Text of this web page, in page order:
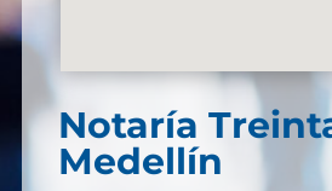
Notaría
Medellín